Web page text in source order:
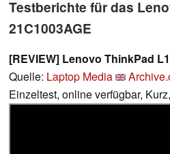
Testberichte für das
21C1003AGE
[REVIEW] Lenovo ThinkPad
Quelle: Laptop Media
Einzeltest, online verfügbar,